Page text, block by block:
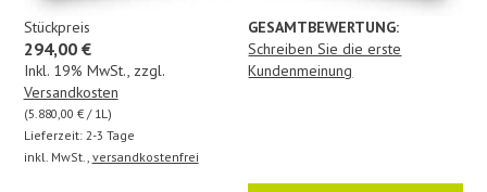
Stückpreis
294,00 €
Inkl. 19% MwSt., zzgl.
Versandkosten
(5.880,00 € / 1L)
Lieferzeit: 2-3 Tage
inkl. MwSt., versandkostenfrei
GESAMTBEWERTUNG:
Schreiben Sie die erste
Kundenmeinung